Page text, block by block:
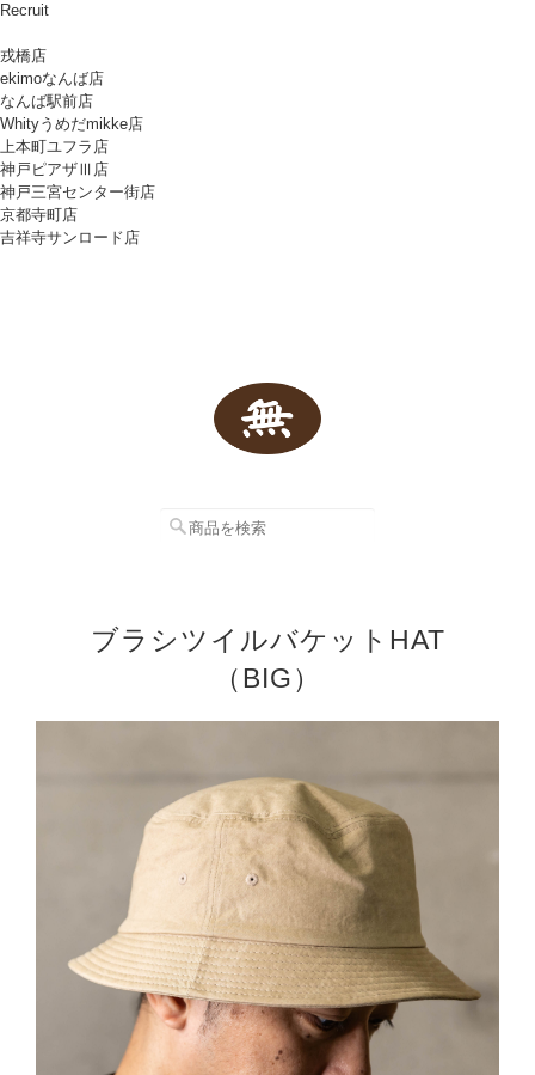
Recruit
戎橋店
ekimoなんば店
なんば駅前店
Whityうめだmikke店
上本町ユフラ店
神戸ピアザⅢ店
神戸三宮センター街店
京都寺町店
吉祥寺サンロード店
ブラシツイルバケットHAT
（BIG）